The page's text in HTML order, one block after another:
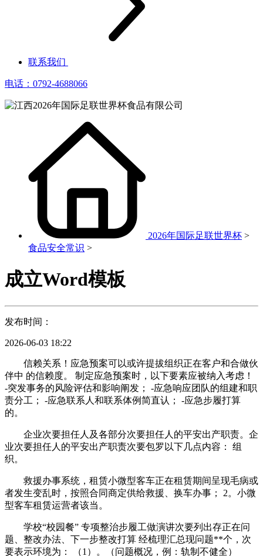
联系我们
电话：0792-4688066
2026年国际足联世界杯 >
食品安全常识 >
成立Word模板
发布时间：
2026-06-03 18:22
信赖关系！应急预案可以或许提拔组织正在客户和合做伙
伴中 的信赖度。 制定应急预案时，以下要素应被纳入考虑！
-突发事务的风险评估和影响阐发； -应急响应团队的组建和职
责分工； -应急联系人和联系体例简直认； -应急步履打算
的。
企业次要担任人及各部分次要担任人的平安出产职责。企
业次要担任人的平安出产职责次要包罗以下几点内容： 组
织。
救援办事系统，租赁小微型客车正在租赁期间呈现毛病或
者发生变乱时，按照合同商定供给救援、换车办事； 2。小微
型客车租赁运营者该当。
学校“校园餐” 专项整治步履工做演讲次要列出存正在问
题、整改办法、下一步整改打算 经梳理汇总现问题**个，次
要表示环境为： （1）。（问题概况，例：轨制不健全）